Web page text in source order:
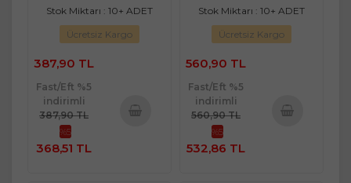
Stok Miktarı : 10+ ADET
Ücretsiz Kargo
387,90 TL
Fast/Eft %5
indirimli
387,90 TL
%5
368,51 TL
Stok Miktarı : 10+ ADET
Ücretsiz Kargo
560,90 TL
Fast/Eft %5
indirimli
560,90 TL
%5
532,86 TL